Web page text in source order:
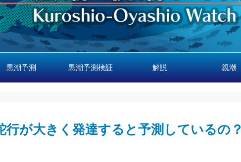
黒潮予測 黒潮予測検証 解説 親潮
行が大きく発達すると予測しているの？